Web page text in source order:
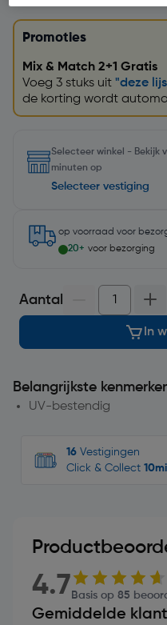
Promoties
Mix & Match 2+1 Gratis
Voeg 3 stuks uit "deze
de korting wordt
Selecteer winkel - Bekijk
minuten op
Selecteer vestiging
op voorraad voor
20+ voor bezorging
Aantal
In
Belangrijkste
UV-bestendig
16 Vestigingen
Click & Collect
4.7 Basis op 85
Gemiddelde